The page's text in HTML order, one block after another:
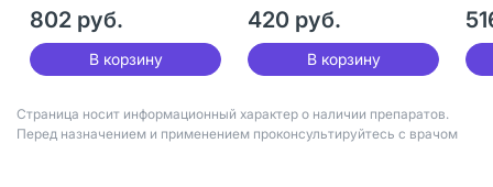
802 руб.
В корзину
420 руб.
В корзину
Страница носит информационный характер о наличии препаратов.
Перед назначением и применением проконсультируйтесь с врачом